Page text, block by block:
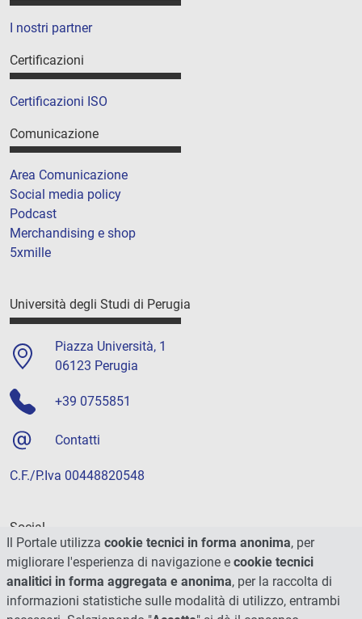
I nostri partner
Certificazioni
Certificazioni ISO
Comunicazione
Area Comunicazione
Social media policy
Podcast
Merchandising e shop
5xmille
Università degli Studi di Perugia
Piazza Università, 1
06123 Perugia
+39 0755851
Contatti
C.F./P.Iva 00448820548
Social
Il Portale utilizza cookie tecnici in forma anonima, per
migliorare l'esperienza di navigazione e cookie tecnici
analitici in forma aggregata e anonima, per la raccolta di
informazioni statistiche sulle modalità di utilizzo, entrambi